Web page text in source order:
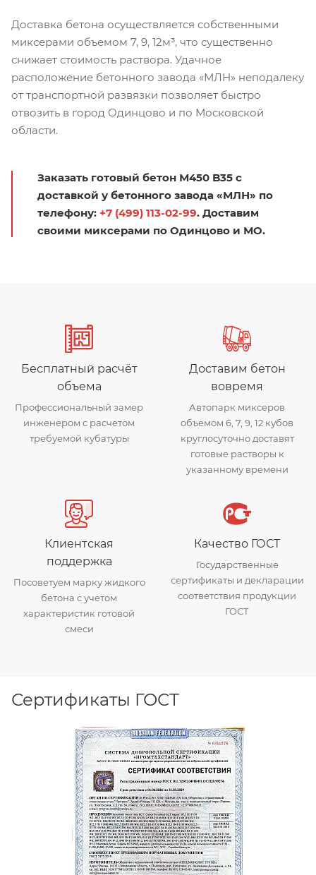
Доставка бетона осуществляется собственными
миксерами объемом 7, 9, 12м³, что существенно
снижает стоимость раствора. Удачное
расположение бетонного завода «МЛН» неподалеку
от транспортной развязки позволяет быстро
отвозить в город Одинцово и по Московской
области.
Заказать готовый бетон М450 B35 с
доставкой у бетонного завода «МЛН» по
телефону: +7 (499) 113-02-99. Доставим
своими миксерами по Одинцово и МО.
Бесплатный расчёт
объема
Профессиональный замер
инженером с расчетом
требуемой кубатуры
Доставим бетон
вовремя
Автопарк миксеров
объемом 6, 7, 9, 12 кубов
круглосуточно доставят
готовые растворы к
указанному времени
Клиентская
поддержка
Посоветуем марку жидкого
бетона с учетом
характеристик готовой
смеси
Качество ГОСТ
Государственные
сертификаты и декларации
соответствия продукции
ГОСТ
Сертификаты ГОСТ